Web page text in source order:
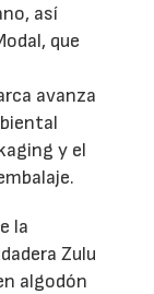
así
que
avanza
y el
la
Zulu
algodón